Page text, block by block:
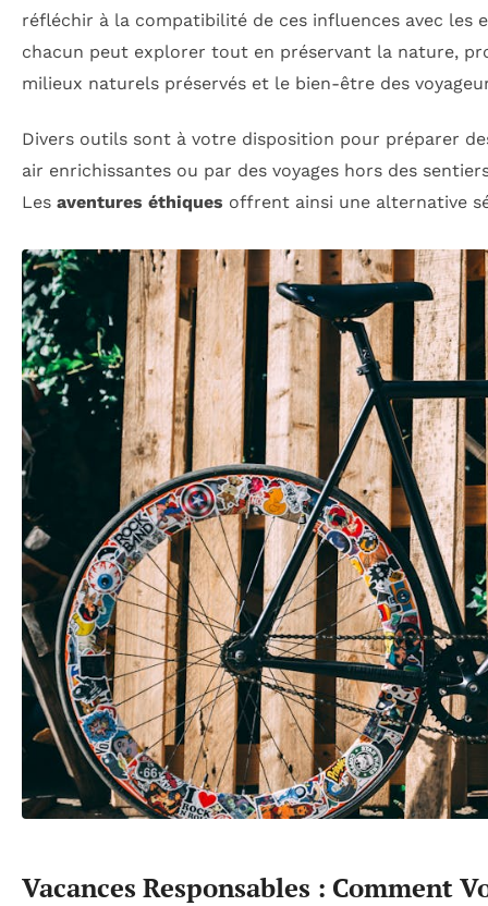
réfléchir à la compatibilité de ces influences avec
chacun peut explorer tout en préservant la nature,
milieux naturels préservés et le bien-être des
Divers outils sont à votre disposition pour préparer
air enrichissantes ou par des voyages hors des
Les aventures éthiques offrent ainsi une alternative
Vacances Responsables : Comment